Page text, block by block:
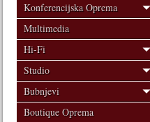
Konferencijska Oprema
Multimedia
Hi-Fi
Studio
Bubnjevi
Boutique Oprema